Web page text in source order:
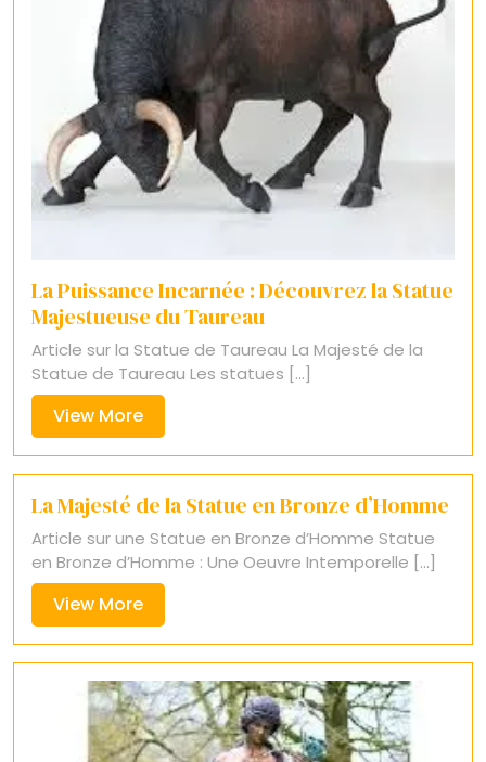
La Puissance Incarnée : Découvrez la Statue
Majestueuse du Taureau
Article sur la Statue de Taureau La Majesté de la
Statue de Taureau Les statues [...]
View MoreView
More
La Majesté de la Statue en Bronze d’Homme
Article sur une Statue en Bronze d’Homme Statue
en Bronze d’Homme : Une Oeuvre Intemporelle [...]
View MoreView
More